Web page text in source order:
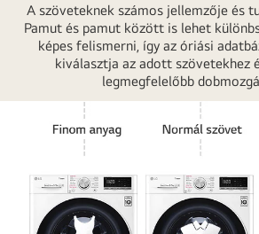
technológiát?
A szöveteknek számos jellemzője és
Pamut és pamut között is lehet
képes felismerni, így az óriási
kiválasztja az adott szövetekhez
legmegfelelőbb